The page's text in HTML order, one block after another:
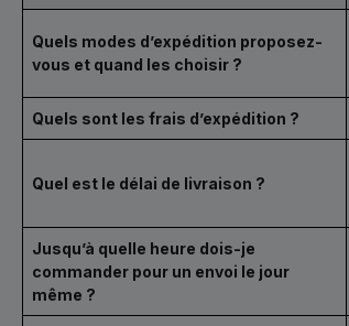
Quels modes d’expédition proposez-
vous et quand les choisir ?
Quels sont les frais d’expédition ?
Quel est le délai de livraison ?
Jusqu’à quelle heure dois-je
commander pour un envoi le jour
même ?